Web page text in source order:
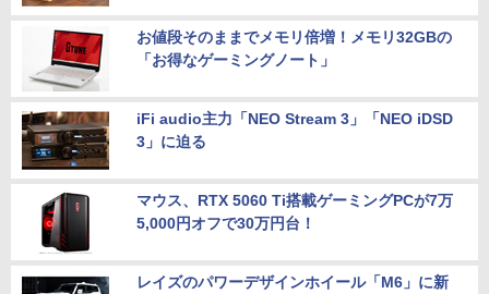
お値段そのままでメモリ倍増！メモリ32GBの
「お得なゲーミングノート」
iFi audio主力「NEO Stream 3」「NEO iDSD
3」に迫る
マウス、RTX 5060 Ti搭載ゲーミングPCが7万
5,000円オフで30万円台！
レイズのパワーデザインホイール「M6」に新